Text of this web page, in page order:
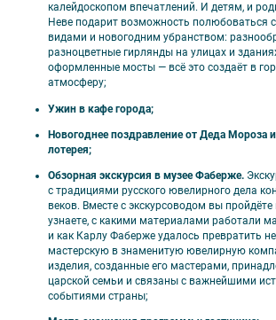
Обзорная экскурсия по Санкт-
Музей Фаберже;
Петергоф (Большой дворец,
экскурсия во дворце «Коттедж»);
Музей железных дорог России;
Музей «Гранд Макет «Россия»;
Новогоднее поздравление от
Снегурочки с угощением и
1 свободный день.
🎟️ В стоимость тура входят
калейдоскопом впечатлений. И детям, и
Неве подарит возможность полюбоваться
видами и новогодним убранством:
разноцветные гирлянды на улицах и
оформленные мосты — всё это создаёт в
атмосферу;
Ужин в кафе города;
Новогоднее поздравление от Деда Мороза
лотерея;
Обзорная экскурсия в музее Фаберже.
с традициями русского ювелирного дела
веков. Вместе с экскурсоводом вы
узнаете, с какими материалами работали
и как Карлу Фаберже удалось превратить
мастерскую в знаменитую ювелирную
изделия, созданные его мастерами,
царской семьи и связаны с важнейшими
событиями страны;